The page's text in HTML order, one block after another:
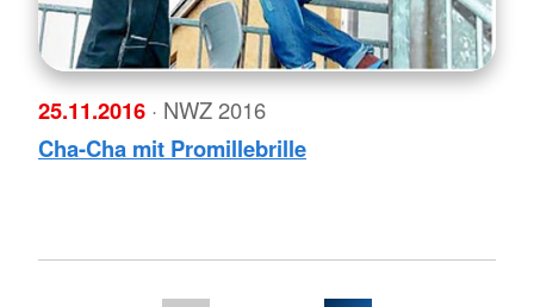
25.11.2016 · NWZ 2016
Cha-Cha mit Promillebrille